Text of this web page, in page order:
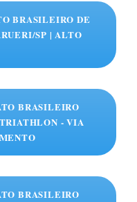
BRASILEIRO DE
SP | ALTO
BRASILEIRO
- VIA
BRASILEIRO